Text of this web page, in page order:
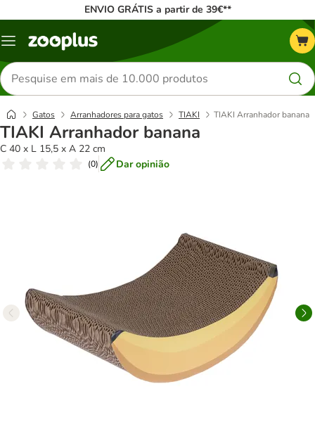
ENVIO GRÁTIS a partir de 39€**
Menu
Pesquisar
produtos
Gatos Arranhadores para gatos TIAKI TIAKI Arranhador banana
TIAKI Arranhador banana
C 40 x L 15,5 x A 22 cm
(0) Dar opinião